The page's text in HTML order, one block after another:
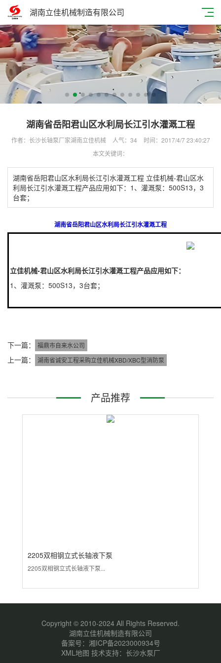
湖南立佳机械制造有限公司
湖南省岳阳君山区水利局长江引水灌溉工程
作者：长沙长轴泵厂家湖南立佳机械 人气： 34
时间：2017/4/7 23:40:27
本文关键词：
湖南省岳阳君山区水利局长江引水灌溉工程 立佳机械-君山区水
利局长江引水灌溉工程产品应用如下：1、灌溉泵：500S13，3
台套；
湖南省岳阳君山区水利局长江引水灌溉工程
立佳机械-君山区水利局长江引水灌溉工程产品应用如下：
1、灌溉泵：500S13，3台套；
下一篇： 福鼎市自来水公司
上一篇： 湖南省诚安工程采购立佳机械XBD/XBC型消防泵
产品推荐
2205双相钢立式长轴液下泵
2205双相钢立式长轴液下泵...
Copyright © 2010-2024 All Rights Reserved.
湖南立佳机械制造有限公司
备案号： 湘ICP备2023000934号
XML地图 技术支持： 长沙水泵厂